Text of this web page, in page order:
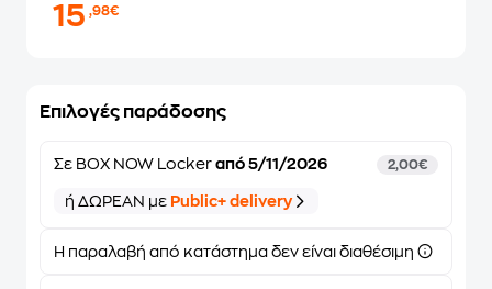
15,98€
Επιλογές παράδοσης
Σε BOX NOW Locker από 5/11/2026 2,00€
ή ΔΩΡΕΑΝ με Public+ delivery
Η παραλαβή από κατάστημα δεν είναι διαθέσιμη